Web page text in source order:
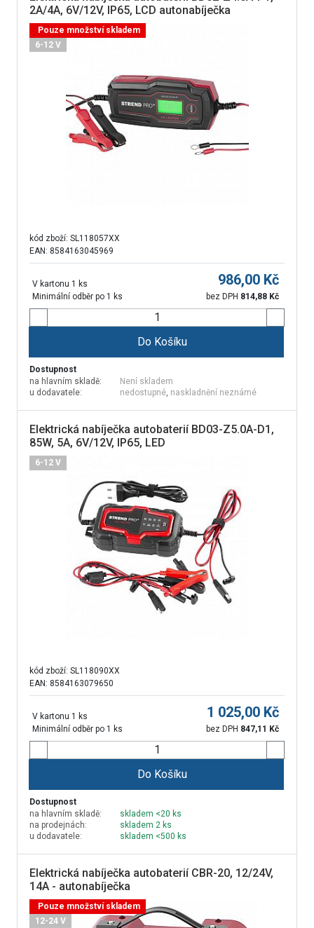
2A/4A, 6V/12V, IP65, LCD autonabíječka
Pouze množství skladem
6-12 V
kód zboží: SL118057XX
EAN: 8584163045969
V kartonu 1 ks
Minimální odběr po 1 ks
986,00 Kč
bez DPH 814,88 Kč
Do Košíku
Dostupnost
na hlavním skladě:
Není skladem
u dodavatele:
nedostupné, naskladnění neznámé
Elektrická nabíječka autobaterií BD03-Z5.0A-D1,
85W, 5A, 6V/12V, IP65, LED
6-12 V
kód zboží: SL118090XX
EAN: 8584163079650
V kartonu 1 ks
Minimální odběr po 1 ks
1 025,00 Kč
bez DPH 847,11 Kč
Do Košíku
Dostupnost
na hlavním skladě:
skladem <20 ks
na prodejnách:
skladem 2 ks
u dodavatele:
skladem <500 ks
Elektrická nabíječka autobaterií CBR-20, 12/24V,
14A - autonabíječka
Pouze množství skladem
12-24 V